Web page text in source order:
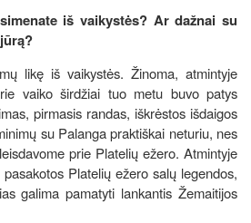
iš vaikystės? Ar dažnai su
likę iš vaikystės. Žinoma, atmintyje
vaiko širdžiai tuo metu buvo patys
pirmasis randas, iškrėstos išdaigos
su Palanga praktiškai neturiu, nes
prie Platelių ežero. Atmintyje
Platelių ežero salų legendos,
galima pamatyti lankantis Žemaitijos